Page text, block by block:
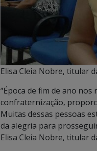
Elisa Cleia Nobre, titular
“Época de fim de ano
confraternização,
Muitas dessas pessoas
da alegria para
Elisa Cleia Nobre, titular